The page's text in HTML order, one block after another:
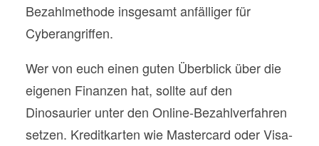
Bezahlmethode insgesamt anfälliger für
Cyberangriffen.
Wer von euch einen guten Überblick über die
eigenen Finanzen hat, sollte auf den
Dinosaurier unter den Online-Bezahlverfahren
setzen. Kreditkarten wie Mastercard oder Visa-